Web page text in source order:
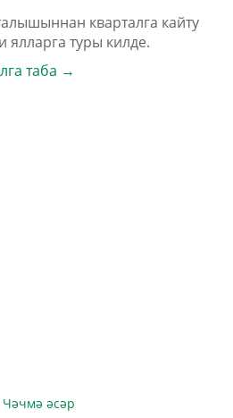
кварталга кайту
ялларга туры килде.
таба →
Чәчмә әсәр